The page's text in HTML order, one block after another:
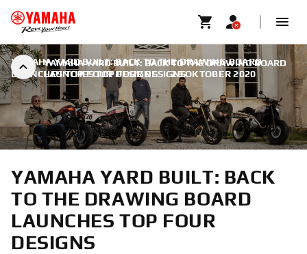
YAMAHA YARD BUILT: BACK TO THE DRAWING BOARD
LAUNCHES TOP FOUR DESIGNS
YAMAHA YARD BUILT: BACK TO THE DRAWING BOARD
LAUNCHES TOP FOUR DESIGNS | 29 OKTOBER 2020
YAMAHA YARD BUILT: BACK
TO THE DRAWING BOARD
LAUNCHES TOP FOUR
DESIGNS